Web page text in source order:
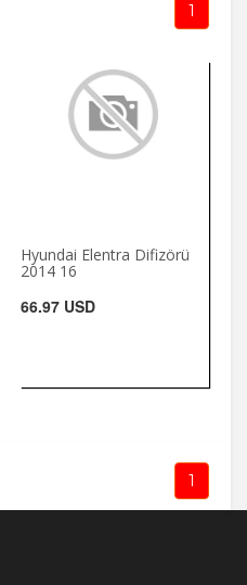
1
Hyundai Elentra Difizörü
2014 16
66.97 USD
1